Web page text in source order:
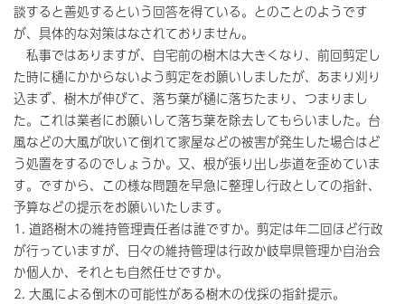
談すると善処するという回答を得ている。とのことのようです
が、具体的な対策はなされておりません。
私事ではありますが、自宅前の樹木は大きくなり、前回剪定し
た時に樋にかからないよう剪定をお願いしましたが、あまり刈り
込まず、樹木が伸びて、落ち葉が樋に落ちたまり、つまりまし
た。これは業者にお願いして落ち葉を除去してもらいました。台
風などの大風が吹いて倒れて家屋などの被害が発生した場合はど
う処置をするのでしょうか。又、根が張り出し歩道を歪めていま
す。ですから、この様な問題を早急に整理し行政としての指針、
予算などの提示をお願いいたします。
1. 道路樹木の維持管理責任者は誰ですか。剪定は年二回ほど行政
が行っていますが、日々の維持管理は行政か岐阜県管理か自治会
か個人か、それとも自然任せですか。
2. 大風による倒木の可能性がある樹木の伐採の指針提示。